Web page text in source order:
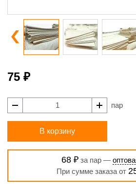
75 ₽
пар
В корзину
68 ₽за пар —
При сумме заказа от